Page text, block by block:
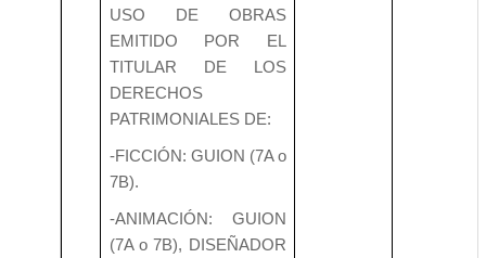
USO DE OBRAS
EMITIDO POR EL
TITULAR DE LOS
DERECHOS
PATRIMONIALES DE:
-FICCIÓN: GUION (7A o
7B).
-ANIMACIÓN: GUION
(7A o 7B), DISEÑADOR